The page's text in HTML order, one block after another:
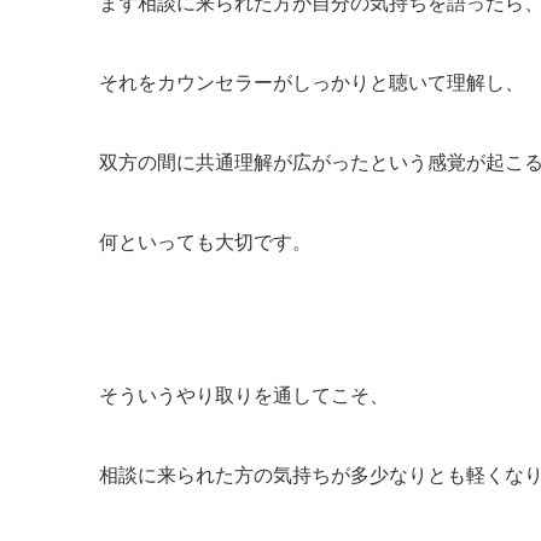
それをカウンセラーがしっかりと聴いて理解し、
双方の間に共通理解が広がったという感覚が起こる
何といっても大切です。
そういうやり取りを通してこそ、
相談に来られた方の気持ちが多少なりとも軽くなり